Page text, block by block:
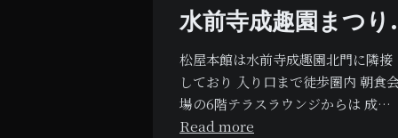
水前寺成趣園まつり.
松屋本館は水前寺成趣園北門に隣接
しており 入り口まで徒歩圏内 朝食
場の6階テラスラウンジからは 成…
Read more